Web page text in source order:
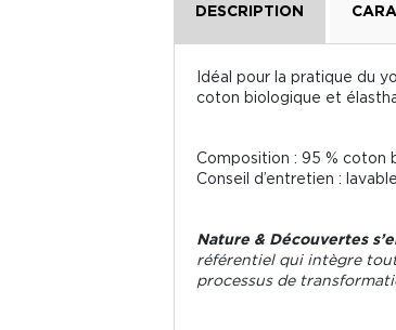
DESCRIPTION
Idéal pour la pratique du
coton biologique et
Composition : 95 % coton
Conseil d’entretien :
Nature & Découvertes
référentiel qui intègre
processus de